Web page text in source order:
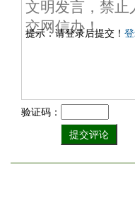
提示：请登录后提交！
验证码：